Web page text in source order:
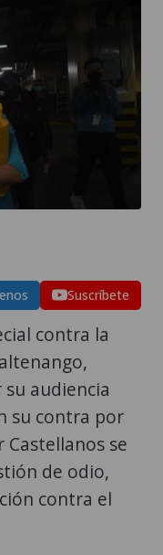
Suscríbete
contra la
audiencia
su contra por
se
de odio,
contra el